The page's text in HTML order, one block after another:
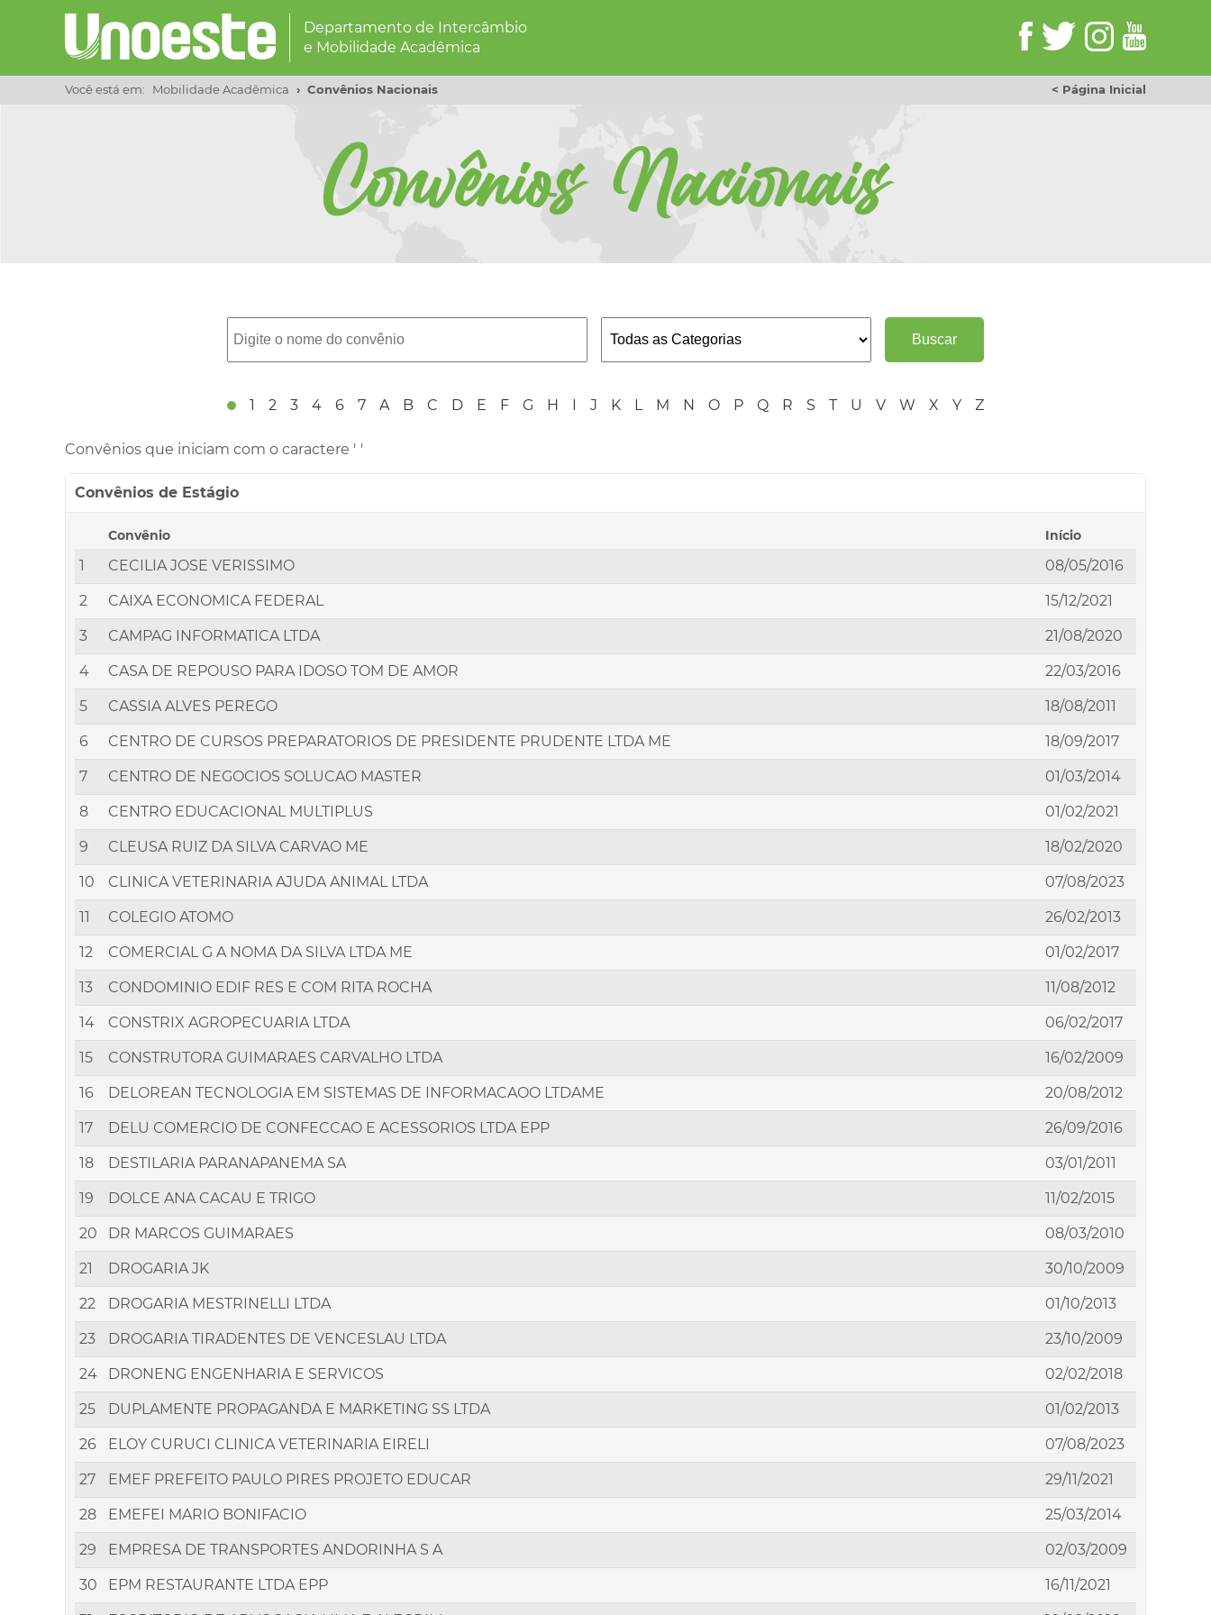
Departamento de Intercâmbio
e Mobilidade Acadêmica
Você está em: Mobilidade Acadêmica Convênios Nacionais < Página Inicial
Convênios Nacionais
Buscar
1 2 3 4 6 7 A B C D E F G H J K L M N O P Q R S T U V W X Y Z
Convênios que iniciam com o caractere ' '
Convênios de Estágio
Convênio Início
1 CECILIA JOSE VERISSIMO 08/05/2016
2 CAIXA ECONOMICA FEDERAL 15/12/2021
3 CAMPAG INFORMATICA LTDA 21/08/2020
4 CASA DE REPOUSO PARA IDOSO TOM DE AMOR 22/03/2016
5 CASSIA ALVES PEREGO 18/08/2011
6 CENTRO DE CURSOS PREPARATORIOS DE PRESIDENTE PRUDENTE LTDA ME 18/09/2017
7 CENTRO DE NEGOCIOS SOLUCAO MASTER 01/03/2014
8 CENTRO EDUCACIONAL MULTIPLUS 01/02/2021
9 CLEUSA RUIZ DA SILVA CARVAO ME 18/02/2020
10 CLINICA VETERINARIA AJUDA ANIMAL LTDA 07/08/2023
11 COLEGIO ATOMO 26/02/2013
12 COMERCIAL G A NOMA DA SILVA LTDA ME 01/02/2017
13 CONDOMINIO EDIF RES E COM RITA ROCHA 11/08/2012
14 CONSTRIX AGROPECUARIA LTDA 06/02/2017
15 CONSTRUTORA GUIMARAES CARVALHO LTDA 16/02/2009
16 DELOREAN TECNOLOGIA EM SISTEMAS DE INFORMACAOO LTDAME 20/08/2012
17 DELU COMERCIO DE CONFECCAO E ACESSORIOS LTDA EPP 26/09/2016
18 DESTILARIA PARANAPANEMA SA 03/01/2011
19 DOLCE ANA CACAU E TRIGO 11/02/2015
20 DR MARCOS GUIMARAES 08/03/2010
21 DROGARIA JK 30/10/2009
22 DROGARIA MESTRINELLI LTDA 01/10/2013
23 DROGARIA TIRADENTES DE VENCESLAU LTDA 23/10/2009
24 DRONENG ENGENHARIA E SERVICOS 02/02/2018
25 DUPLAMENTE PROPAGANDA E MARKETING SS LTDA 01/02/2013
26 ELOY CURUCI CLINICA VETERINARIA EIRELI 07/08/2023
27 EMEF PREFEITO PAULO PIRES PROJETO EDUCAR 29/11/2021
28 EMEFEI MARIO BONIFACIO 25/03/2014
29 EMPRESA DE TRANSPORTES ANDORINHA S A 02/03/2009
30 EPM RESTAURANTE LTDA EPP 16/11/2021